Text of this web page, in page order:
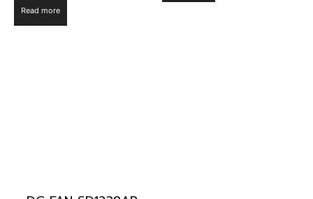
Read more